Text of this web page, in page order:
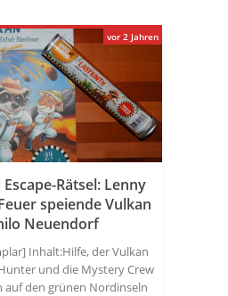
Escape-Rätsel: Lenny
speiende Vulkan
Neuendorf
Inhalt:Hilfe, der Vulkan
und die Mystery Crew
auf den grünen Nordinseln
vor 2 Jahren